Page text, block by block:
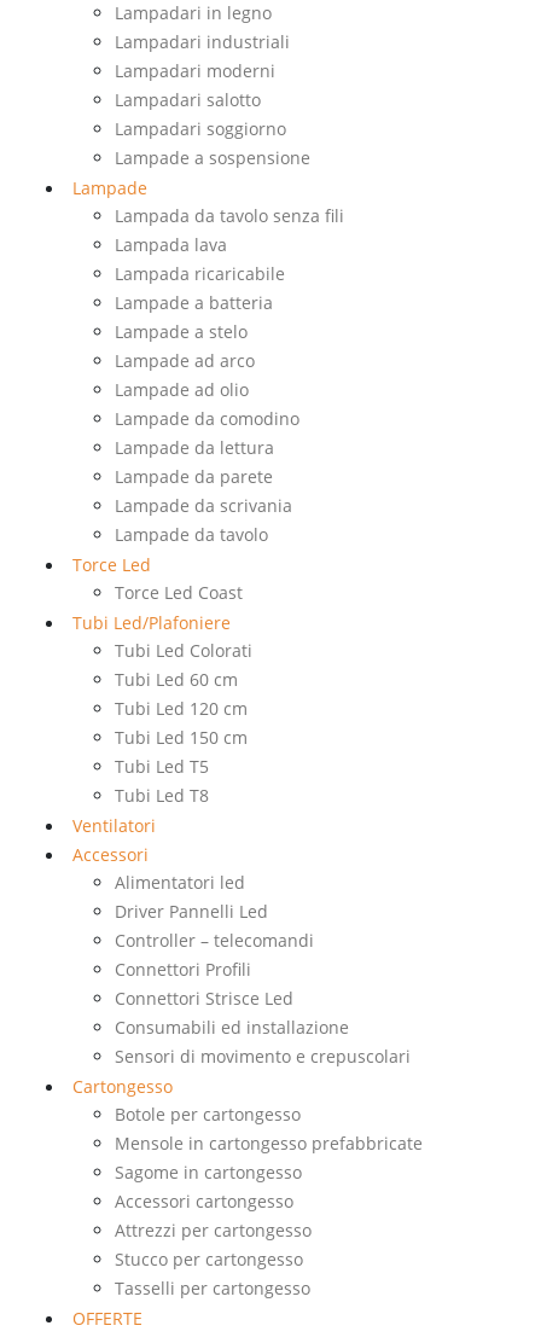
Lampadari in legno
Lampadari industriali
Lampadari moderni
Lampadari salotto
Lampadari soggiorno
Lampade a sospensione
Lampade
Lampada da tavolo senza fili
Lampada lava
Lampada ricaricabile
Lampade a batteria
Lampade a stelo
Lampade ad arco
Lampade ad olio
Lampade da comodino
Lampade da lettura
Lampade da parete
Lampade da scrivania
Lampade da tavolo
Torce Led
Torce Led Coast
Tubi Led/Plafoniere
Tubi Led Colorati
Tubi Led 60 cm
Tubi Led 120 cm
Tubi Led 150 cm
Tubi Led T5
Tubi Led T8
Ventilatori
Accessori
Alimentatori led
Driver Pannelli Led
Controller – telecomandi
Connettori Profili
Connettori Strisce Led
Consumabili ed installazione
Sensori di movimento e crepuscolari
Cartongesso
Botole per cartongesso
Mensole in cartongesso prefabbricate
Sagome in cartongesso
Accessori cartongesso
Attrezzi per cartongesso
Stucco per cartongesso
Tasselli per cartongesso
OFFERTE